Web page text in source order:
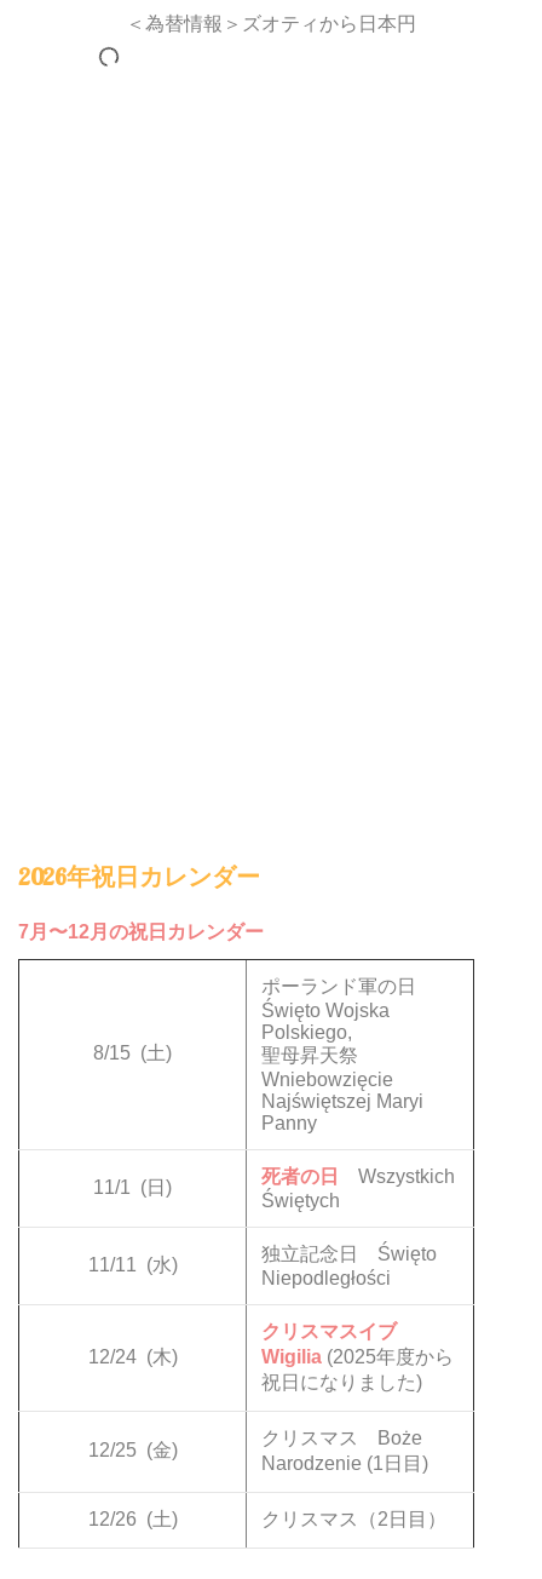
＜為替情報＞ズオティから日本円
2026年祝日カレンダー
7月〜12月の祝日カレンダー
8/15 (土)
ポーランド軍の日
Święto Wojska
Polskiego,
聖母昇天祭
Wniebowzięcie
Najświętszej Maryi
Panny
11/1 (日)
死者の日
Wszystkich
Świętych
11/11 (水)
独立記念日 Święto
Niepodległości
12/24 (木)
クリスマスイブ
Wigilia (2025年度から
祝日になりました)
12/25 (金)
クリスマス Boże
Narodzenie (1日目)
12/26 (土) クリスマス（2日目）